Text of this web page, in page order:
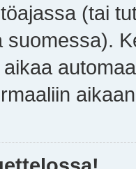
(tai